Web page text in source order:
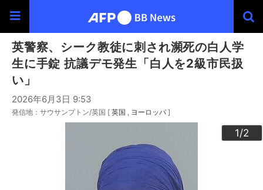
英警察、シーク教徒に刺され瀕死の白人学
生に手錠 抗議デモ発生「白人を2級市民扱
い」
2026年6月3日 9:53
発信地：サウサンプトン/英国 [ 英国 ヨーロッパ ]
1/2
2/2